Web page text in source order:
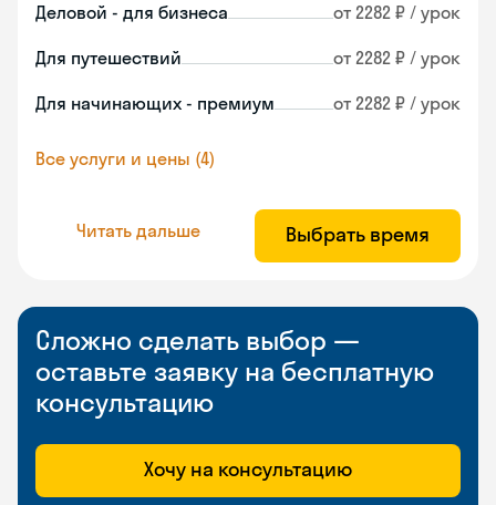
Деловой - для бизнеса от 2282 ₽ / урок
Для путешествий от 2282 ₽ / урок
Для начинающих - премиум от 2282 ₽ / урок
Все услуги и цены (4)
Читать дальше Выбрать время
Сложно сделать выбор —
оставьте заявку на бесплатную
консультацию
Хочу на консультацию